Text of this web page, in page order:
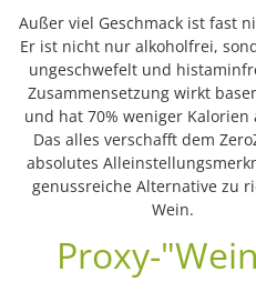
Außer viel Geschmack ist fast
Er ist nicht nur alkoholfrei,
ungeschwefelt und
Zusammensetzung wirkt
und hat 70% weniger Kalorien
Das alles verschafft dem
absolutes
genussreiche Alternative zu
Wein.
Proxy-